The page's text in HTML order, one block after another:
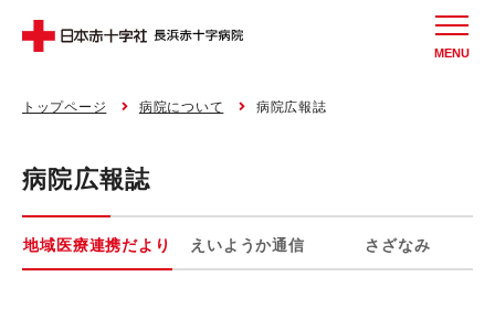
MENU
トップページ 病院について 病院広報誌
病院広報誌
地域医療連携だより えいようか通信 さざなみ